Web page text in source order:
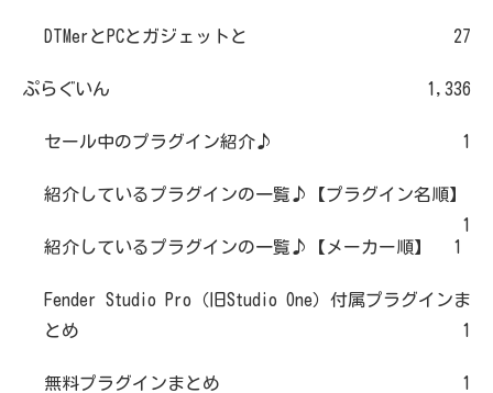
DTMerとPCとガジェットと 27
ぷらぐいん 1,336
セール中のプラグイン紹介♪ 1
紹介しているプラグインの一覧♪【プラグイン名順】
1
紹介しているプラグインの一覧♪【メーカー順】
1
Fender Studio Pro（旧Studio One）付属プラグインま
とめ
1
無料プラグインまとめ 1